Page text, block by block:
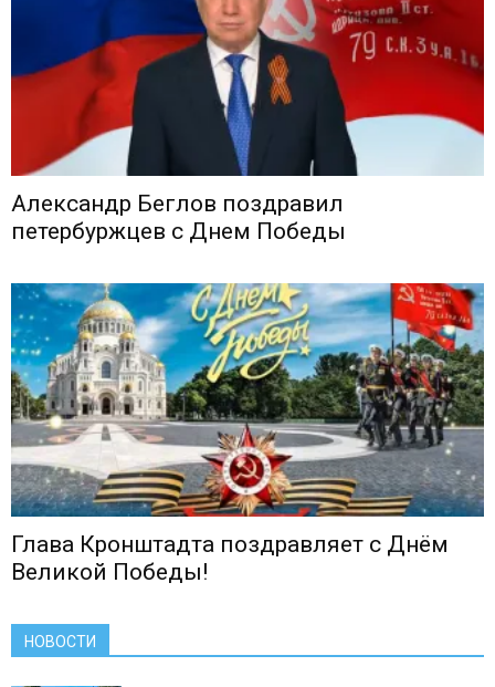
Александр Беглов поздравил
петербуржцев с Днем Победы
Глава Кронштадта поздравляет с Днём
Великой Победы!
НОВОСТИ